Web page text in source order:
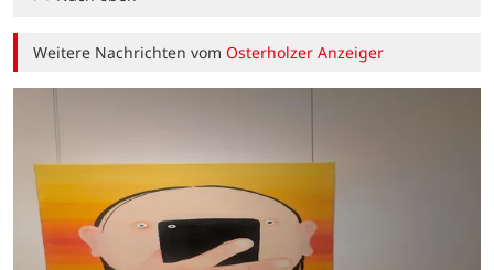
Weitere Nachrichten vomOsterholzer Anzeiger